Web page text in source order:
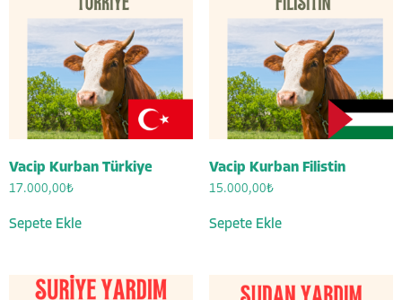
Vacip Kurban Türkiye
17.000,00₺
Sepete Ekle
Vacip Kurban Filistin
15.000,00₺
Sepete Ekle